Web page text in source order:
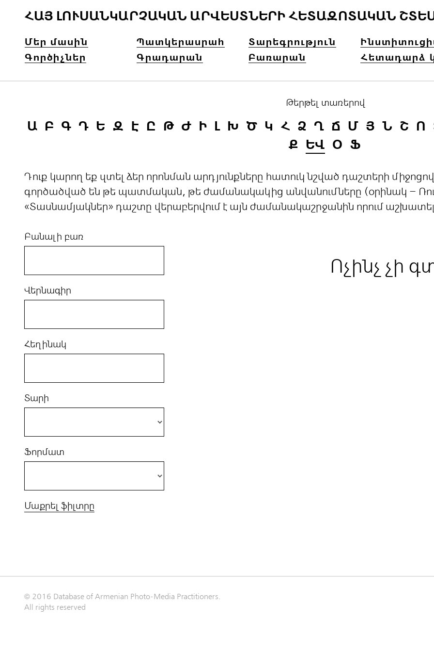
ՀԱՅ ԼՈՒՍԱՆԿԱՐՉԱԿԱՆ ԱՐՎԵՍՏՆԵՐԻ ՀԵՏԱԶՈՏԱԿԱՆ
Մեր մասին Պատկերասրահ Տարեգրություն
Գործիչներ
Գրադարան Բառարան Հետադարձ
Թերթել տառերով
Ա Բ Գ Դ Ե Զ Է Ը Թ Ժ Ի Լ Խ Ծ Կ Հ Ձ Ղ Ճ Մ Յ Ն Շ Ո
Ք ԵՎ Օ Ֆ
Դուք կարող եք զտել ձեր որոնման արդյունքները հատուկ նշված դաշտերի
գործածված են թե պատմական, թե ժամանակակից անվանումները (օրինակ –
«Տասնամյակներ» դաշտը վերաբերվում է այն ժամանակաշրջանին որում
Բանալի բառ
Վերնագիր
Հեղինակ
Տարի
Ֆորմատ
Մաքրել ֆիլտրը
Ոչինչ չի
© 2016 Database of Armenian Photo-Media Practitioners.
All rights reserved